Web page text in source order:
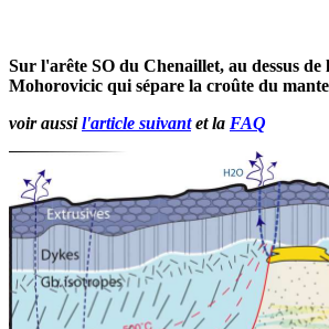
Sur l'arête SO du Chenaillet, au dessus
Mohorovicic qui sépare la croûte du
voir aussil'article suivantet la FAQ